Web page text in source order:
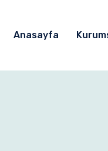
Anasayfa